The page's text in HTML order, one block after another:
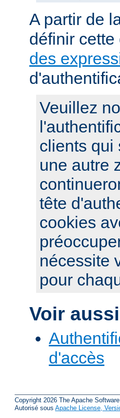
A partir de
définir
des
Veuillez
clients qui
une autre
tête
cookies
nécessite
pour
Voir aussi
d'accès
Copyright 2026 The Apache
Autorisé sous Apache License,